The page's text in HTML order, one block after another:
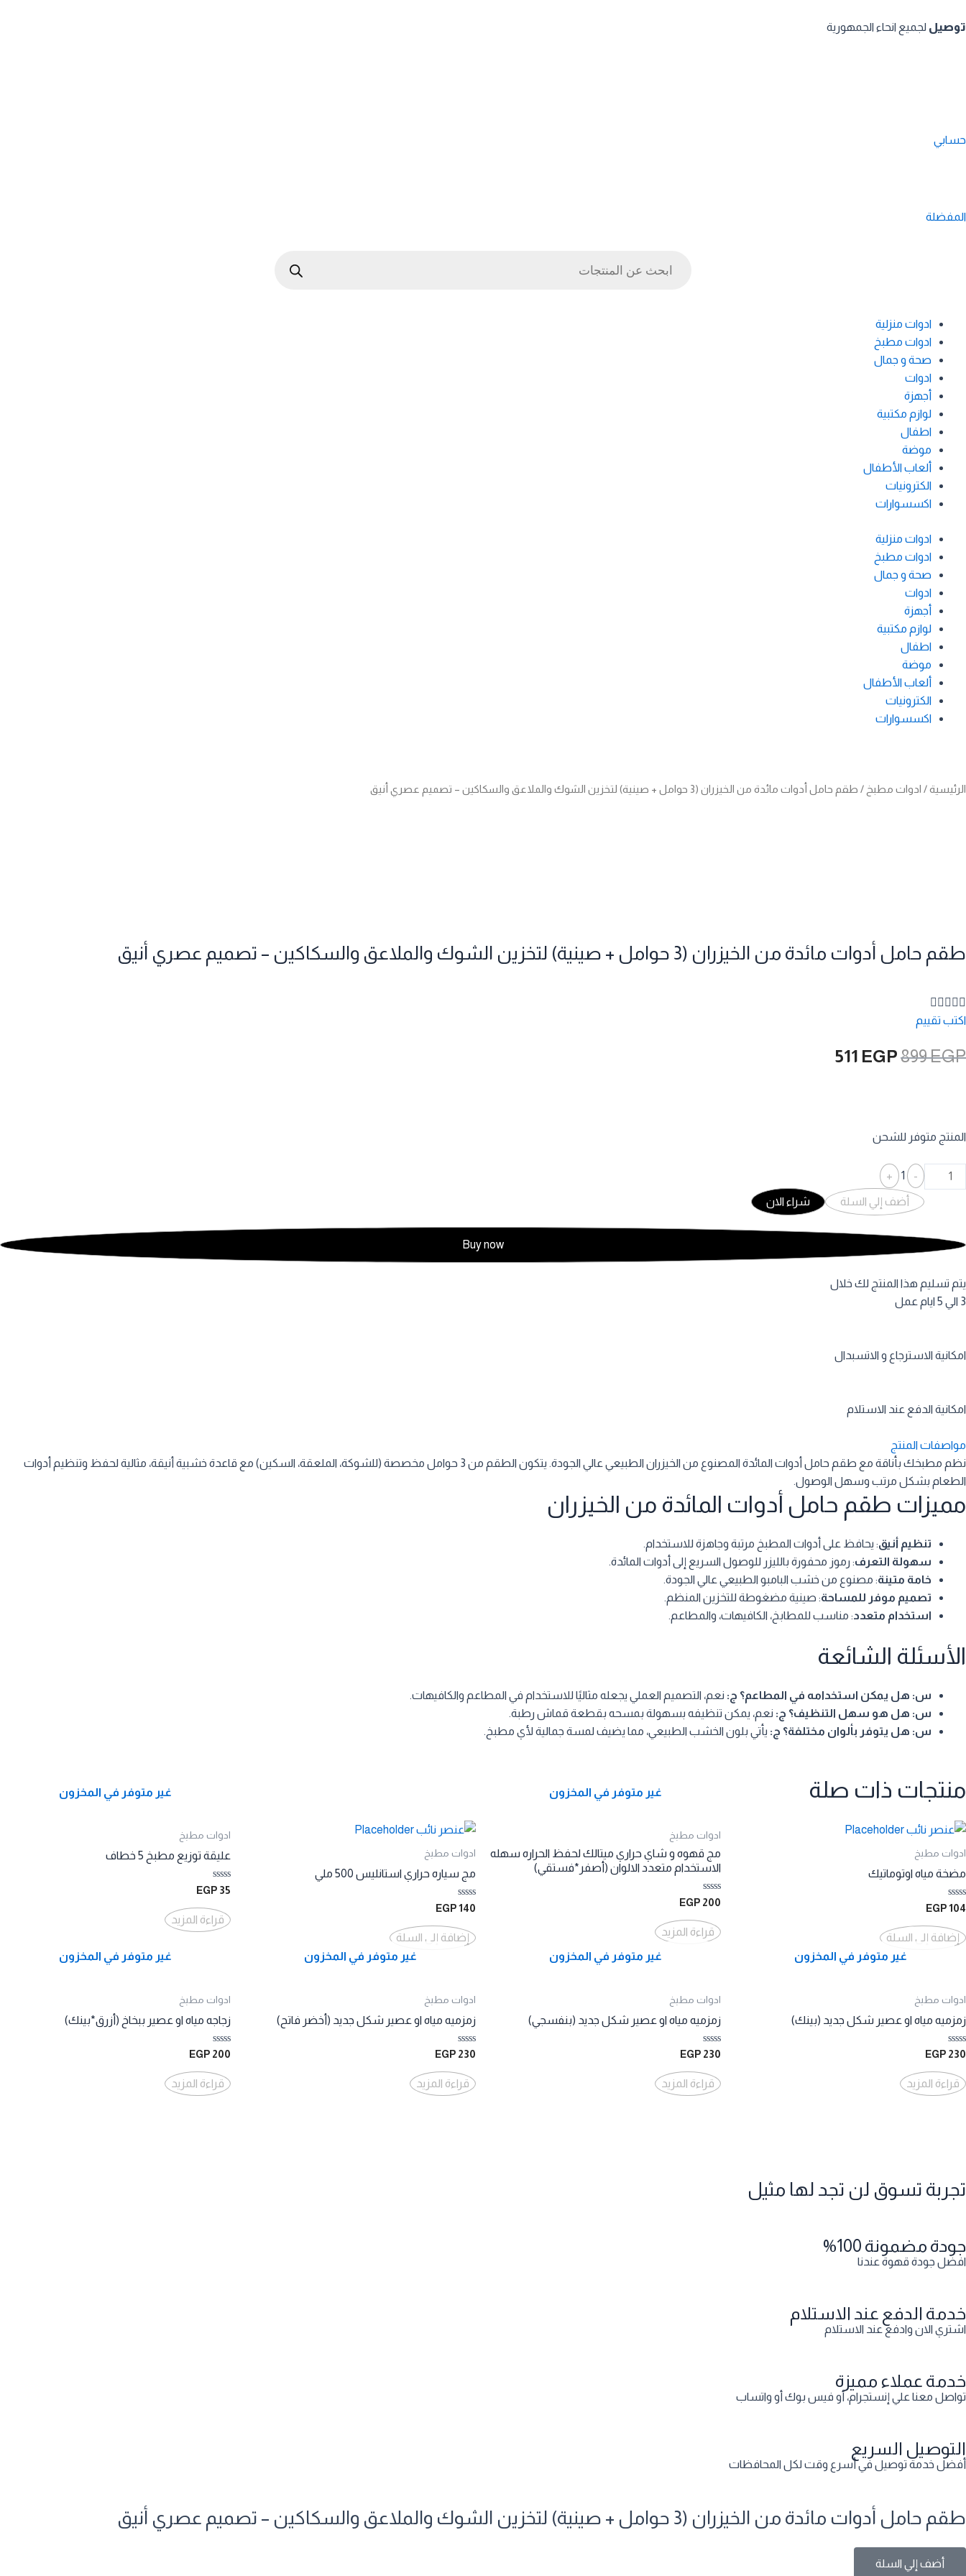
توصيل لجميع انحاء الجمهورية
حسابي
المفضلة
ادوات منزلية
ادوات مطبخ
صحة و جمال
ادوات
أجهزة
لوازم مكتبية
اطفال
موضة
ألعاب الأطفال
الكترونيات
اكسسوارات
ادوات منزلية
ادوات مطبخ
صحة و جمال
ادوات
أجهزة
لوازم مكتبية
اطفال
موضة
ألعاب الأطفال
الكترونيات
اكسسوارات
الرئيسية/ ادوات مطبخ / طقم حامل أدوات مائدة من الخيزران (3 حوامل + صينية) لتخزين الشوك والملاعق والسكاكين – تصميم عصري أنيق
طقم حامل أدوات مائدة من الخيزران (3 حوامل + صينية) لتخزين الشوك والملاعق والسكاكين – تصميم عصري أنيق
    
اكتب تقييم
899EGP
511 EGP
المنتج متوفر للشحن
-
1
+
أضف إلي السلة شراء الان
Buy now
يتم تسليم هذا المنتج لك خلال
3 الي 5 ايام عمل
امكانية الاسترجاع و الاتسبدال
امكانية الدفع عند الاستلام
مواصفات المنتج
نظم مطبخك بأناقة مع طقم حامل أدوات المائدة المصنوع من الخيزران الطبيعي عالي الجودة. يتكون الطقم من 3 حوامل مخصصة (للشوكة، الملعقة، السكين) مع قاعدة خشبية أنيقة، مثالية لحفظ وتنظيم أدوات
الطعام بشكل مرتب وسهل الوصول.
مميزات طقم حامل أدوات المائدة من الخيزران
تنظيم أنيق: يحافظ على أدوات المطبخ مرتبة وجاهزة للاستخدام.
سهولة التعرف: رموز محفورة بالليزر للوصول السريع إلى أدوات المائدة.
خامة متينة: مصنوع من خشب البامبو الطبيعي عالي الجودة.
تصميم موفر للمساحة: صينية مضغوطة للتخزين المنظم.
استخدام متعدد: مناسب للمطابخ، الكافيهات، والمطاعم.
الأسئلة الشائعة
س: هل يمكن استخدامه في المطاعم؟ ج: نعم، التصميم العملي يجعله مثاليًا للاستخدام في المطاعم والكافيهات.
س: هل هو سهل التنظيف؟ ج: نعم، يمكن تنظيفه بسهولة بمسحه بقطعة قماش رطبة.
س: هل يتوفر بألوان مختلفة؟ ج: يأتي بلون الخشب الطبيعي، مما يضيف لمسة جمالية لأي مطبخ.
منتجات ذات صلة
ادوات مطبخ
مضخة مياه اوتوماتيك
تم
من
5
104
EGP
إضافة إلى السلة
غير متوفر في المخزون
ادوات مطبخ
مج قهوه و شاي حراري ميتالك لحفظ الحراره سهله
الاستخدام متعدد الالوان (أصفر*فستقي)
تم
من
5
200
EGP
قراءة المزيد
ادوات مطبخ
مج سياره حراري استانليس 500 ملي
تم
من
5
140
EGP
إضافة إلى السلة
غير متوفر في المخزون
ادوات مطبخ
عليقة توزيع مطبخ 5 خطاف
تم
من
5
35
EGP
قراءة المزيد
غير متوفر في المخزون
ادوات مطبخ
زمزميه مياه او عصير شكل جديد (بينك)
تم
من
5
230
EGP
قراءة المزيد
غير متوفر في المخزون
ادوات مطبخ
زمزميه مياه او عصير شكل جديد (بنفسجي)
تم
من
5
230
EGP
قراءة المزيد
غير متوفر في المخزون
ادوات مطبخ
زمزميه مياه او عصير شكل جديد (أخضر فاتح)
تم
من
5
230
EGP
قراءة المزيد
غير متوفر في المخزون
ادوات مطبخ
زجاجه مياه او عصير ببخاخ (أزرق*بينك)
تم
من
5
200
EGP
قراءة المزيد
تجربة تسوق لن تجد لها مثيل
جودة مضمونة 100%
افضل جودة قهوة عندنا
خدمة الدفع عند الاستلام
اشتري الان وادفع عند الاستلام
خدمة عملاء مميزة
تواصل معنا علي إنستجرام، أو فيس بوك أو واتساب
التوصيل السريع
أفضل خدمة توصيل في أسرع وقت لكل المحافظات
طقم حامل أدوات مائدة من الخيزران (3 حوامل + صينية) لتخزين الشوك والملاعق والسكاكين – تصميم عصري أنيق
أضف إلي السلة